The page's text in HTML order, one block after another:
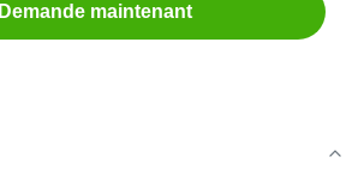
Demande maintenant